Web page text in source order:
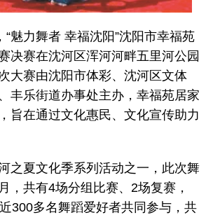
力舞者 幸福沈阳”沈阳市幸福苑
决赛在沈河区浑河河畔五里河公园
大赛由沈阳市体彩、沈河区文体
丰乐街道办事处主办，幸福苑居家
旨在通过文化惠民、文化宣传助力
夏文化季系列活动之一，此次舞
，共有4场分组比赛、2场复赛，
300多名舞蹈爱好者共同参与，共